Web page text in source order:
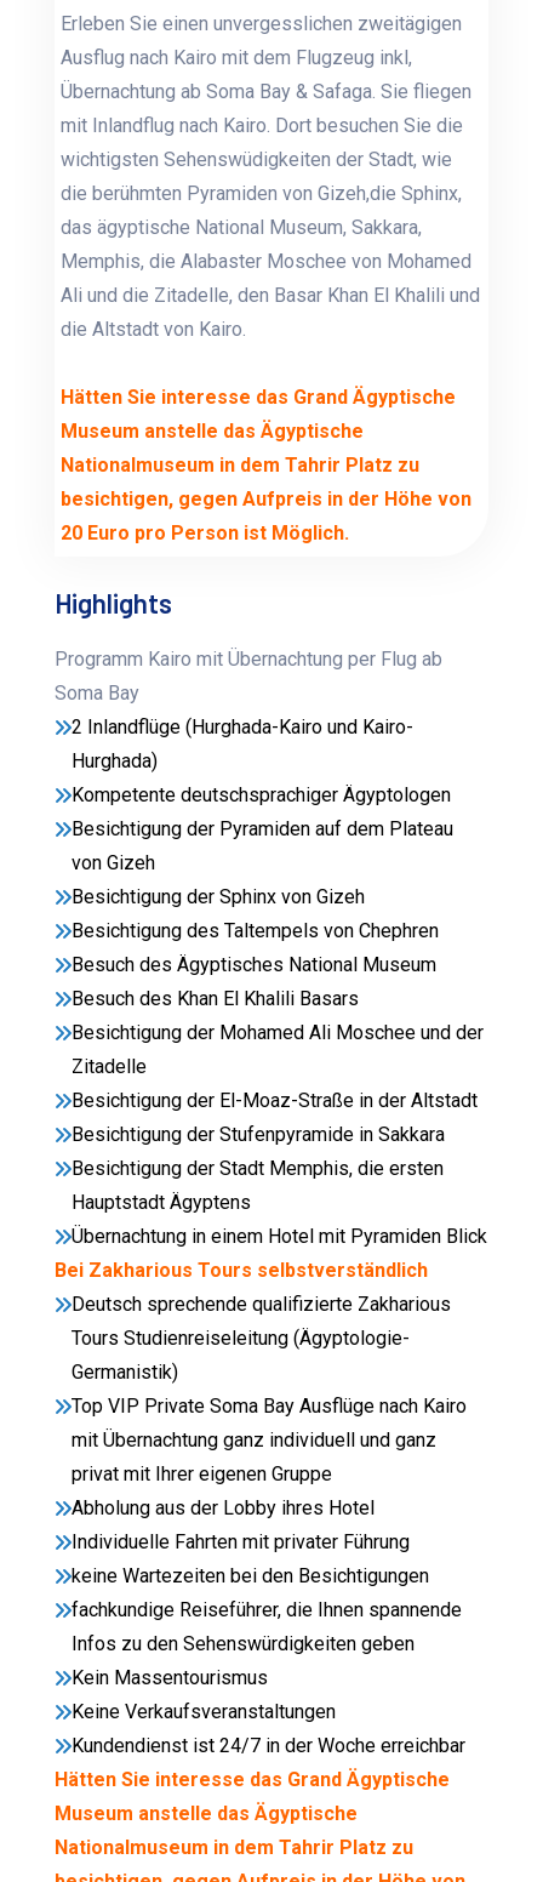
Erleben Sie einen unvergesslichen zweitägigen
Ausflug nach Kairo mit dem Flugzeug inkl,
Übernachtung ab Soma Bay & Safaga. Sie fliegen
mit Inlandflug nach Kairo. Dort besuchen Sie die
wichtigsten Sehenswüdigkeiten der Stadt, wie
die berühmten Pyramiden von Gizeh,die Sphinx,
das ägyptische National Museum, Sakkara,
Memphis, die Alabaster Moschee von Mohamed
Ali und die Zitadelle, den Basar Khan El Khalili und
die Altstadt von Kairo.
Hätten Sie interesse das Grand Ägyptische
Museum anstelle das Ägyptische
Nationalmuseum in dem Tahrir Platz zu
besichtigen, gegen Aufpreis in der Höhe von
20 Euro pro Person ist Möglich.
Highlights
Programm Kairo mit Übernachtung per Flug ab
Soma Bay
2 Inlandflüge (Hurghada-Kairo und Kairo-
Hurghada)
Kompetente deutschsprachiger Ägyptologen
Besichtigung der Pyramiden auf dem Plateau
von Gizeh
Besichtigung der Sphinx von Gizeh
Besichtigung des Taltempels von Chephren
Besuch des Ägyptisches National Museum
Besuch des Khan El Khalili Basars
Besichtigung der Mohamed Ali Moschee und der
Zitadelle
Besichtigung der El-Moaz-Straße in der Altstadt
Besichtigung der Stufenpyramide in Sakkara
Besichtigung der Stadt Memphis, die ersten
Hauptstadt Ägyptens
Übernachtung in einem Hotel mit Pyramiden Blick
Bei Zakharious Tours selbstverständlich
Deutsch sprechende qualifizierte Zakharious
Tours Studienreiseleitung (Ägyptologie-
Germanistik)
Top VIP Private Soma Bay Ausflüge nach Kairo
mit Übernachtung ganz individuell und ganz
privat mit Ihrer eigenen Gruppe
Abholung aus der Lobby ihres Hotel
Individuelle Fahrten mit privater Führung
keine Wartezeiten bei den Besichtigungen
fachkundige Reiseführer, die Ihnen spannende
Infos zu den Sehenswürdigkeiten geben
Kein Massentourismus
Keine Verkaufsveranstaltungen
Kundendienst ist 24/7 in der Woche erreichbar
Hätten Sie interesse das Grand Ägyptische
Museum anstelle das Ägyptische
Nationalmuseum in dem Tahrir Platz zu